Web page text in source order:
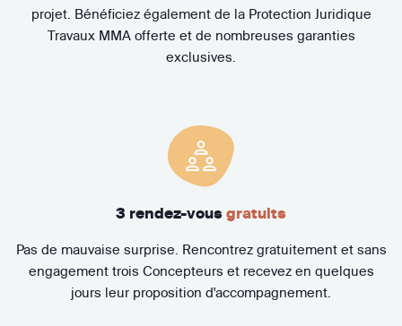
projet. Bénéficiez également de la Protection Juridique
Travaux MMA offerte et de nombreuses garanties
exclusives.
3 rendez-vous gratuits
Pas de mauvaise surprise. Rencontrez gratuitement et sans
engagement trois Concepteurs et recevez en quelques
jours leur proposition d'accompagnement.